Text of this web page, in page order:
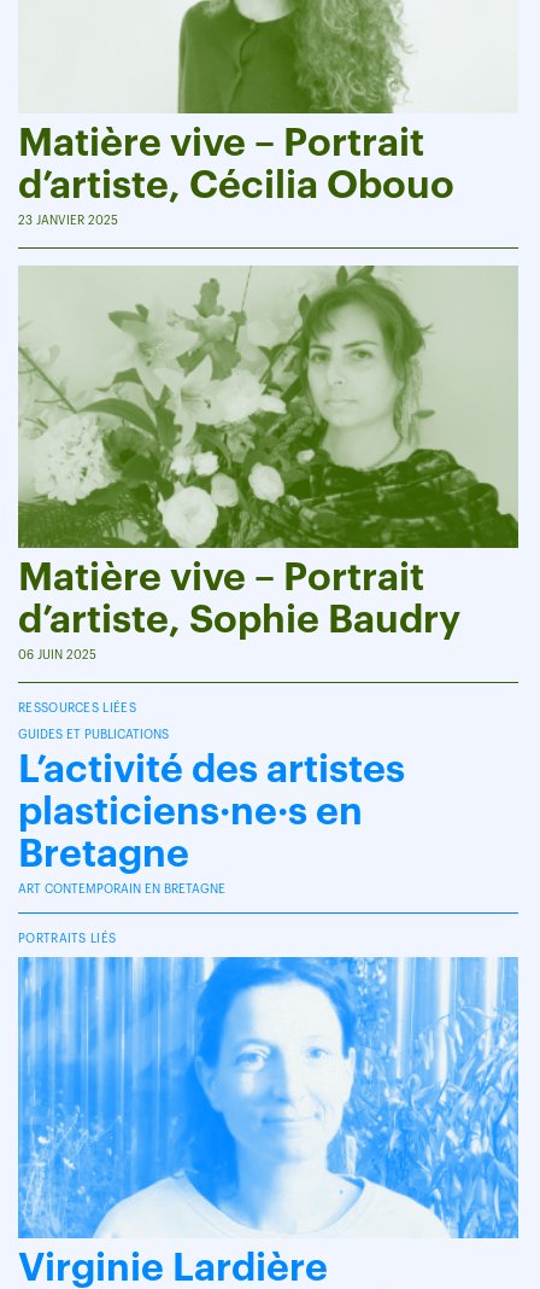
Matière vive – Portrait
d’artiste, Cécilia Obouo
23 JANVIER 2025
Matière vive – Portrait
d’artiste, Sophie Baudry
06 JUIN 2025
RESSOURCES LIÉES
GUIDES ET PUBLICATIONS
L’activité des artistes
plasticiens·ne·s en
Bretagne
ART CONTEMPORAIN EN BRETAGNE
PORTRAITS LIÉS
Virginie Lardière